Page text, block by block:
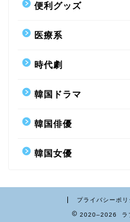
便利グッズ
医療系
時代劇
韓国ドラマ
韓国俳優
韓国女優
プライバシーポリ
2020–2026 ラ